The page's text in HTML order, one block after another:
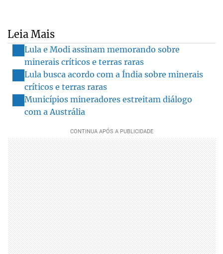
Leia Mais
Lula e Modi assinam memorando sobre
minerais críticos e terras raras
Lula busca acordo com a Índia sobre minerais
críticos e terras raras
Municípios mineradores estreitam diálogo
com a Austrália